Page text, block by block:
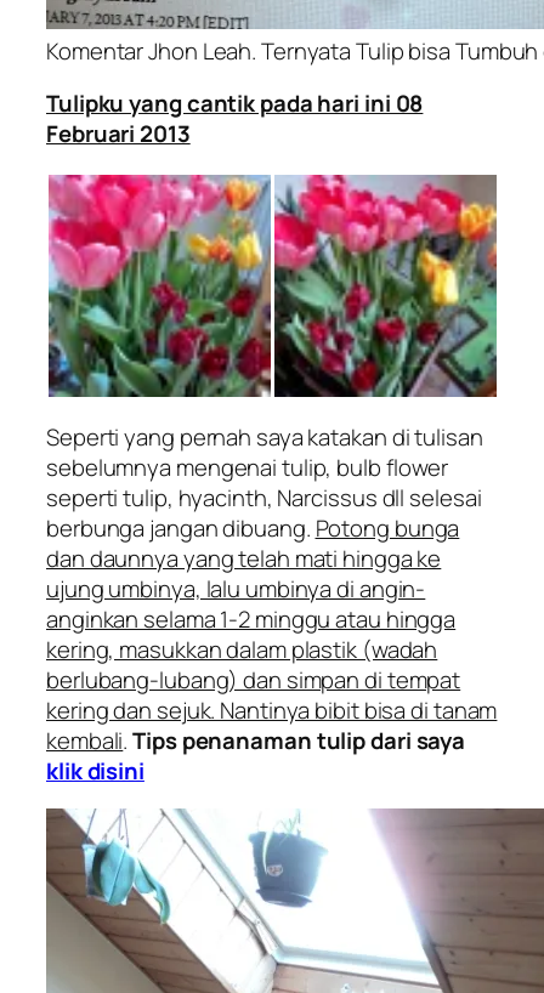
Komentar Jhon Leah. Ternyata Tulip bisa
Tulipku yang cantik pada hari ini 08
Februari 2013
Seperti yang pernah saya katakan di tulisan
sebelumnya mengenai tulip, bulb flower
seperti tulip, hyacinth, Narcissusdll selesai
berbunga jangan dibuang. Potong bunga
dan daunnya yang telah mati hingga ke
ujung umbinya, lalu umbinya di angin-
anginkan selama 1-2 minggu atau hingga
kering, masukkan dalam plastik (wadah
berlubang-lubang) dan simpan di tempat
kering dan sejuk. Nantinya bibit bisa di tanam
kembali.Tips penanaman tulip dari saya
klik disini